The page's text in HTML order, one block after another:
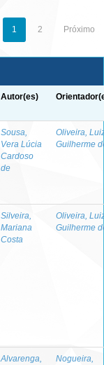
1 2 Próximo
Autor(es)
Sousa,
Vera Lúcia
Cardoso
de
Oliveira,
Guilherme
Silveira,
Mariana
Costa
Oliveira,
Guilherme
Alvarenga,
Nogueira,